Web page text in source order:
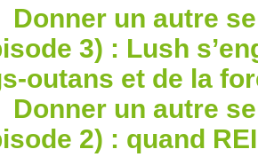
Donner un autre
3) : Lush
outans et de la
Donner un autre
2) : quand